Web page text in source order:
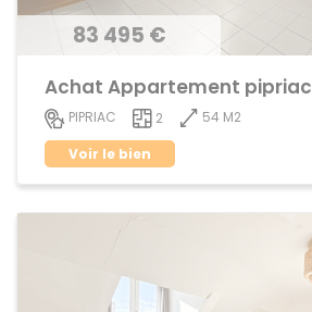
83 495 €
Achat Appartement pipriac
PIPRIAC 2
54 M2
Voir le bien